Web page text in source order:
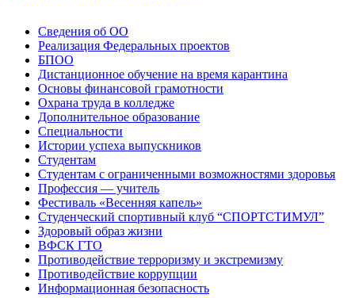
Сведения об ОО
Реализация Федеральных проектов
БПОО
Дистанционное обучение на время карантина
Основы финансовой грамотности
Охрана труда в колледже
Дополнительное образование
Специальности
Истории успеха выпускников
Студентам
Студентам с ограниченными возможностями здоровья
Профессия — учитель
Фестиваль «Весенняя капель»
Студенческий спортивный клуб “СПОРТСТИМУЛ”
Здоровый образ жизни
ВФСК ГТО
Противодействие терроризму и экстремизму
Противодействие коррупции
Информационная безопасность